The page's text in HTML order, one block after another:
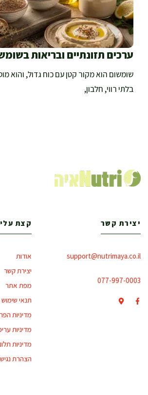
ערכים תזונתיים ובריאות
שומשום הוא מקור קטן עם כוח גדול, והוא
בלתי רווי, חלבון,
יצירת קשר
support@nutrimaya.co.il
077-997-0003
קצת
אודות
יצירת קשר
מפת אתר
תנאי שימוש
מדיניות
מדיניות
מדיניות
הצהרת